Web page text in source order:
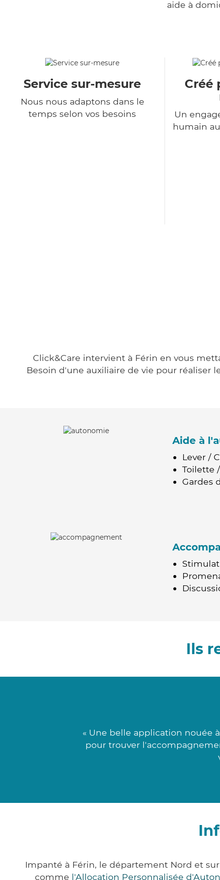
aide à
Service sur-mesure
Nous nous adaptons dans le
temps selon vos besoins
Créé
Un
humain
Click&Care intervient à Férin en vous
Besoin d'une auxiliaire de vie pour réaliser
Aide à
Lever /
Toilette
Gardes
Ils
« Une belle application nouée
pour trouver
Impanté à Férin, le département Nord et
comme l'Allocation Personnalisée